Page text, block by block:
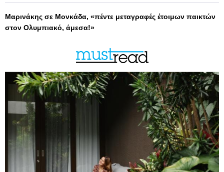
Μαρινάκης σε Μονκάδα, «πέντε μεταγραφές έτοιμων παικτών
στον Ολυμπιακό, άμεσα!»